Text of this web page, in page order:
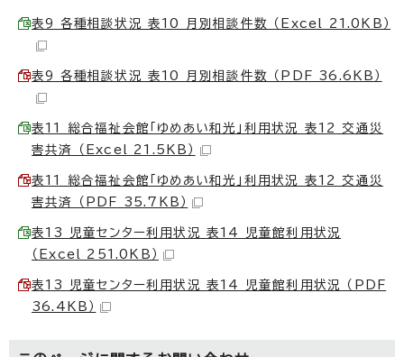
表9 各種相談状況 表10 月別相談件数 （Excel 21.0KB）
表9 各種相談状況 表10 月別相談件数 （PDF 36.6KB）
表11 総合福祉会館「ゆめあい和光」利用状況 表12 交通災
害共済 （Excel 21.5KB）
表11 総合福祉会館「ゆめあい和光」利用状況 表12 交通災
害共済 （PDF 35.7KB）
表13 児童センター利用状況 表14 児童館利用状況
（Excel 251.0KB）
表13 児童センター利用状況 表14 児童館利用状況 （PDF
36.4KB）